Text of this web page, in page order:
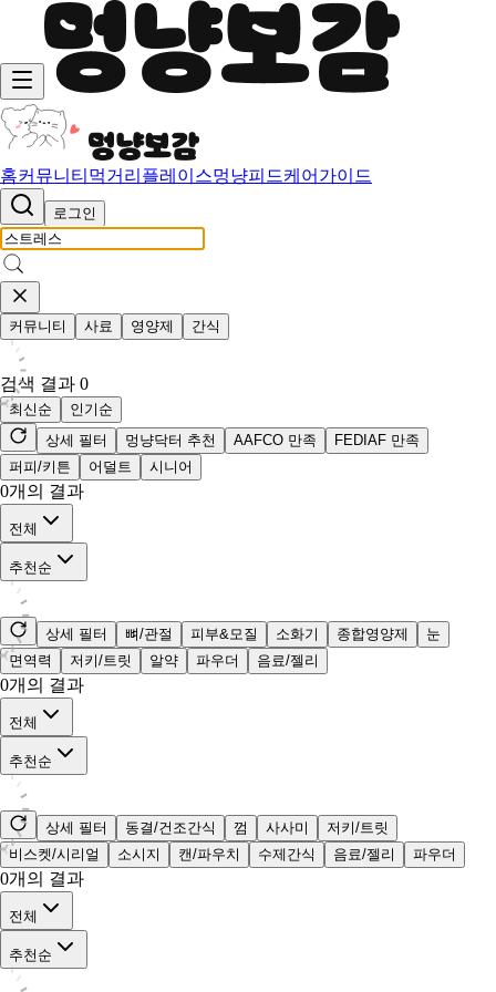
홈커뮤니티 먹거리 플레이스멍냥피드케어가이드
로그인
커뮤니티 사료 영양제 간식
검색 결과 0
최신순
인기순
상세 필터
멍냥닥터 추천 AAFCO 만족
FEDIAF 만족
퍼피/키튼
어덜트 시니어
0개의 결과
전체
추천순
상세 필터 뼈/관절 피부&모질 소화기 종합영양제
눈
면역력
저키/트릿 알약 파우더 음료/젤리
0개의 결과
전체
추천순
상세 필터 동결/건조간식 껌 사사미
저키/트릿
비스켓/시리얼
소시지 캔/파우치 수제간식 음료/젤리 파우더
0개의 결과
전체
추천순